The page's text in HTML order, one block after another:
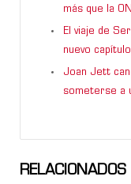
más que la
El viaje de
nuevo capítulo
Joan Jett
someterse a
RELACIONADOS